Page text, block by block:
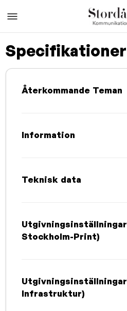
Specifikationer
Återkommande Teman
Information
Teknisk data
Stockholm-Print)
Infrastruktur)